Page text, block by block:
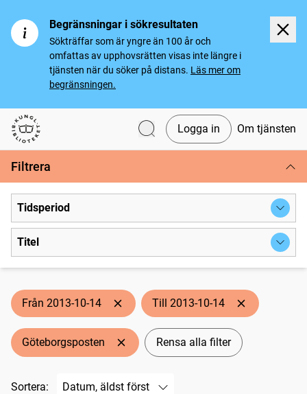
Begränsningar i sökresultaten
Sökträffar som är yngre än 100 år och
omfattas av upphovsrätten visas inte längre i
tjänsten när du söker på distans. Läs mer om
begränsningen.
Svenska tidningar
Logga in Om tjänsten
Filtrera
Tidsperiod
Titel
Från 2013-10-14 Till 2013-10-14
Göteborgsposten Rensa alla filter
Sortera: